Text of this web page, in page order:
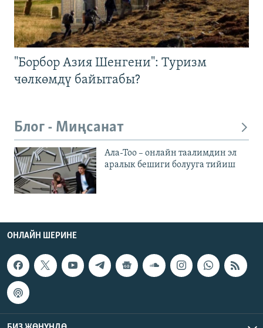
"Борбор Азия Шенгени": Туризм
чөлкөмдү байытабы?
Блог - Миңсанат
Ала-Тоо – онлайн таалимдин эл
аралык бешиги болууга тийиш
ОНЛАЙН ШЕРИНЕ